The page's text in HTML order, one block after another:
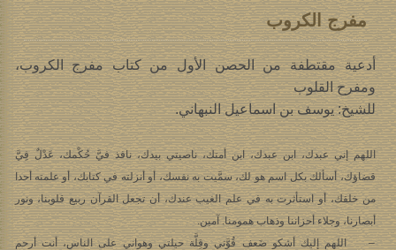
مفرج الكروب
أدعية مقتطفة من الحصن الأول من كتاب مفرج الكروب،
ومفرح القلوب
للشيخ: يوسف بن اسماعيل النبهاني.
اللهم إني عبدك، ابن عبدك، ابن أمتك، ناصيتي بيدك، نافذ فيَّ حُكْمك، عَدْلٌ فِيَّ
قضاؤك، أسألك بكل اسم هو لك، سمَّيت به نفسك، أو أنزلته في كتابك، أو علمته أحدا
من خلقك، أو استأثرت به في علم الغيب عندك، أن تجعل القرآن ربيع قلوبنا، ونور
أبصارنا، وجلاء أحزاننا وذهاب همومنا. آمين.
– اللهم إليك أشكو ضَعف قُوَّتي وقِلَّة حيلتي وهواني على الناس، أنت أرحم